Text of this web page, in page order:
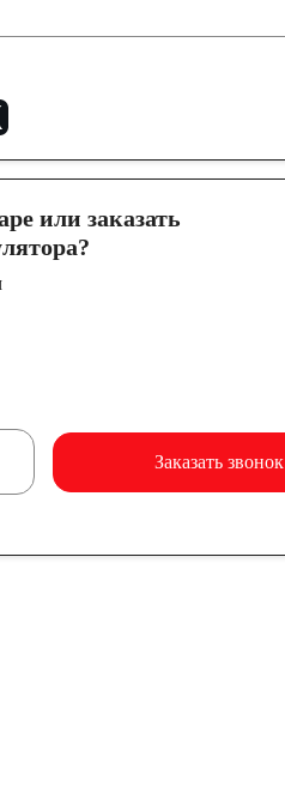
или заказать
Заказать звонок